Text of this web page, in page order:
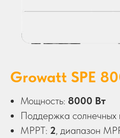
Growatt SPE
Мощность: 8000 Вт
Поддержка солнечных
MPPT: 2, диапазон